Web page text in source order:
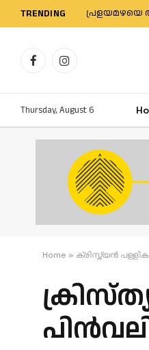
TRENDING പ്രളയമഴയെ
FacebookInstagram
Thursday, August 6
Home » ക്രിസ്ത്യൻ